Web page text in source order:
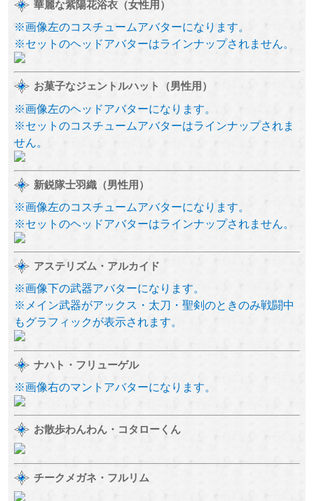
華麗な紫陽花浴衣（女性用）
※画像左のコスチュームアバターになります。
※セットのヘッドアバターはラインナップされません。
お菓子なジェントルハット（男性用）
※画像左のヘッドアバターになります。
※セットのコスチュームアバターはラインナップされま
せん。
新鋭隊士羽織（男性用）
※画像左のコスチュームアバターになります。
※セットのヘッドアバターはラインナップされません。
アステリズム・アルカイド
※画像下の武器アバターになります。
※メイン武器がアックス・太刀・聖剣のときのみ戦闘中
もグラフィックが表示されます。
ナハト・フリューゲル
※画像右のマントアバターになります。
お散歩わんわん・コタローくん
チークメガネ・フルリム